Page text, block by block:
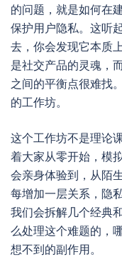
的问题，就是如何在
保护用户隐私。这听
去，你会发现它本质
是社交产品的灵魂，
之间的平衡点很难找
的工作坊。
这个工作坊不是理论
着大家从零开始，模
会亲身体验到，从陌
每增加一层关系，隐
我们会拆解几个经典
么处理这个难题的，
想不到的副作用。